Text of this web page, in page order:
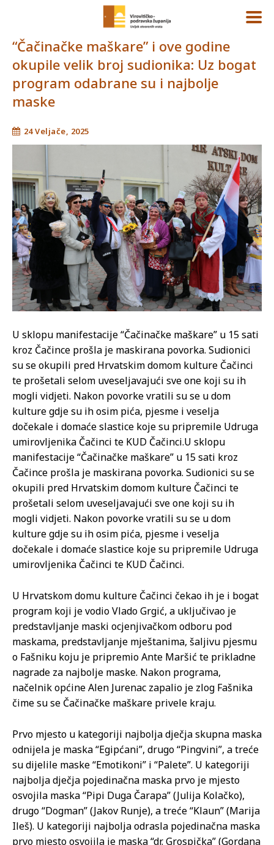
“Čačinačke maškare” i ove godine
okupile velik broj sudionika: Uz bogat
program odabrane su i najbolje
maske
24 Veljače, 2025
U sklopu manifestacije “Čačinačke maškare” u 15 sati
kroz Čačince prošla je maskirana povorka. Sudionici
su se okupili pred Hrvatskim domom kulture Čačinci
te prošetali selom uveseljavajući sve one koji su ih
mogli vidjeti. Nakon povorke vratili su se u dom
kulture gdje su ih osim pića, pjesme i veselja
dočekale i domaće slastice koje su pripremile Udruga
umirovljenika Čačinci te KUD Čačinci.U sklopu
manifestacije “Čačinačke maškare” u 15 sati kroz
Čačince prošla je maskirana povorka. Sudionici su se
okupili pred Hrvatskim domom kulture Čačinci te
prošetali selom uveseljavajući sve one koji su ih
mogli vidjeti. Nakon povorke vratili su se u dom
kulture gdje su ih osim pića, pjesme i veselja
dočekale i domaće slastice koje su pripremile Udruga
umirovljenika Čačinci te KUD Čačinci.
U Hrvatskom domu kulture Čačinci čekao ih je i bogat
program koji je vodio Vlado Grgić, a uključivao je
predstavljanje maski ocjenjivačkom odboru pod
maskama, predstavljanje mještanima, šaljivu pjesmu
o Fašniku koju je pripremio Ante Maršić te prikladne
nagrade za najbolje maske. Nakon programa,
načelnik općine Alen Jurenac zapalio je zlog Fašnika
čime su se Čačinačke maškare privele kraju.
Prvo mjesto u kategoriji najbolja dječja skupna maska
odnijela je maska “Egipćani”, drugo “Pingvini”, a treće
su dijelile maske “Emotikoni” i “Palete”. U kategoriji
najbolja dječja pojedinačna maska prvo je mjesto
osvojila maska “Pipi Duga Čarapa” (Julija Kolačko),
drugo “Dogman” (Jakov Runje), a treće “Klaun” (Marija
Ileš). U kategoriji najbolja odrasla pojedinačna maska
prvo mjesto osvojila je maska “dr. Grospička” (Gordana